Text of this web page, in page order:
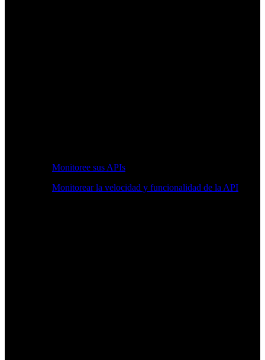
Monitoree sus APIs
Monitorear la velocidad y funcionalidad de la API